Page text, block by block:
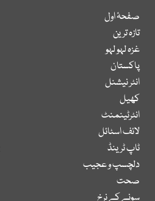
صفحۂ اول
تازہ ترین
غزہ لہو لہو
پاکستان
انٹر نیشنل
کھیل
انٹرٹینمنٹ
لائف اسٹائل
ٹاپ ٹرینڈ
دلچسپ و عجیب
صحت
سونے کے نرخ